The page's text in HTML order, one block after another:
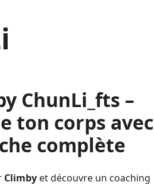
ChunLi_fts –
ton corps avec
complète
Climby et découvre un coaching